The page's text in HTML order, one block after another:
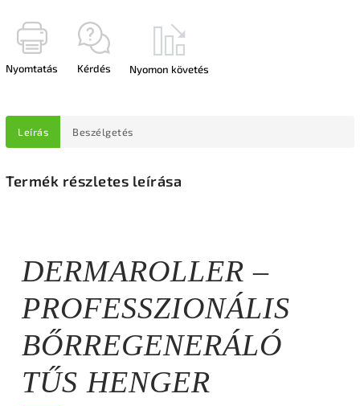
Nyomtatás Kérdés Nyomon követés
Leírás Beszélgetés
Termék részletes leírása
DERMAROLLER –
PROFESSZIONÁLIS
BŐRREGENERÁLÓ
TŰS HENGER